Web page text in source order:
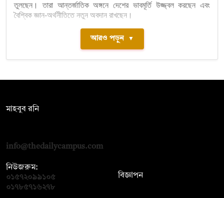
তুলছেন। তারা আন্তর্জাতিক অঙ্গনে দেশের ভাবমূর্তি উজ্জ্বল করছেন এবং
বৈশ্বিক জ্ঞান-অর্থনীতিতে নতুন অবদান রাখছেন।
আরও পড়ুন ▼
মাহবুব রনি
info@thedailycampus.com
নিউজরুম:
০১৫৭২০৯৯১০৫
০১৭৮৫৭১৬২৭৮
বিজ্ঞাপন